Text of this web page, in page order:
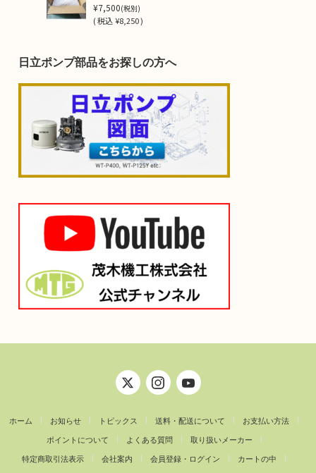
¥7,500(税別)
(税込¥8,250 )
日立ポンプ部品をお探しの方へ
ホーム お知らせ トピックス 送料・配送について お支払い方法
ポイントについて よくある質問 取り扱いメーカー
特定商取引法表示 会社案内 会員登録・ログイン カートの中